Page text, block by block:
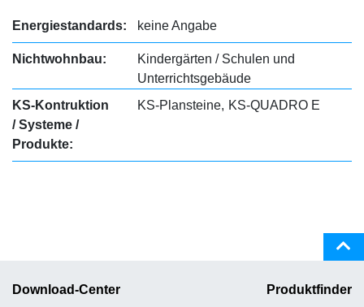
Energiestandards: keine Angabe
Nichtwohnbau:
Kindergärten / Schulen und
Unterrichtsgebäude
KS-Kontruktion
/ Systeme /
Produkte:
KS-Plansteine KS-QUADRO E
Download-Center Produktfinder